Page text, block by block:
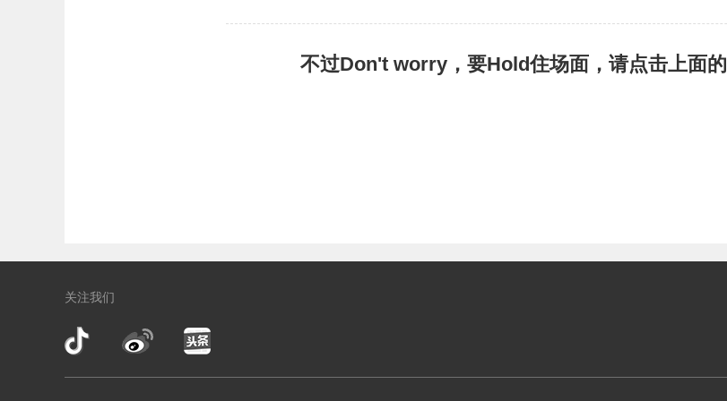
不过Don't worry，要Hold住场面，请点击上面的
关注我们